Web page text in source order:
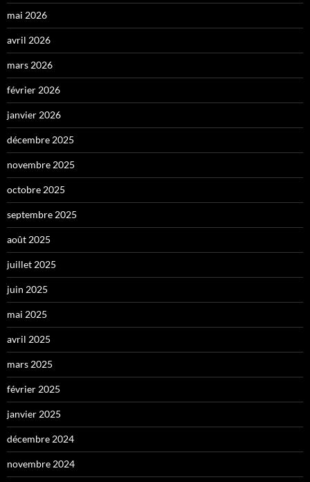
mai 2026
avril 2026
mars 2026
février 2026
janvier 2026
décembre 2025
novembre 2025
octobre 2025
septembre 2025
août 2025
juillet 2025
juin 2025
mai 2025
avril 2025
mars 2025
février 2025
janvier 2025
décembre 2024
novembre 2024